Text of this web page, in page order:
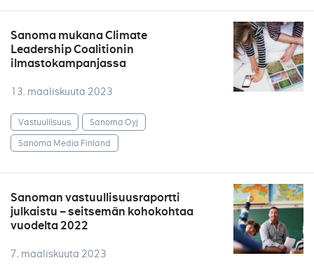
Sanoma mukana Climate
Leadership Coalitionin
ilmastokampanjassa
13. maaliskuuta 2023
Vastuullisuus
Sanoma Oyj
Sanoma Media Finland
Sanoman vastuullisuusraportti
julkaistu – seitsemän kohokohtaa
vuodelta 2022
7. maaliskuuta 2023